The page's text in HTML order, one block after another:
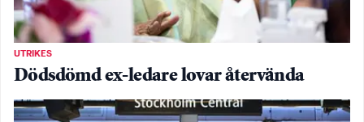
UTRIKES
Dödsdömd ex-ledare lovar återvända